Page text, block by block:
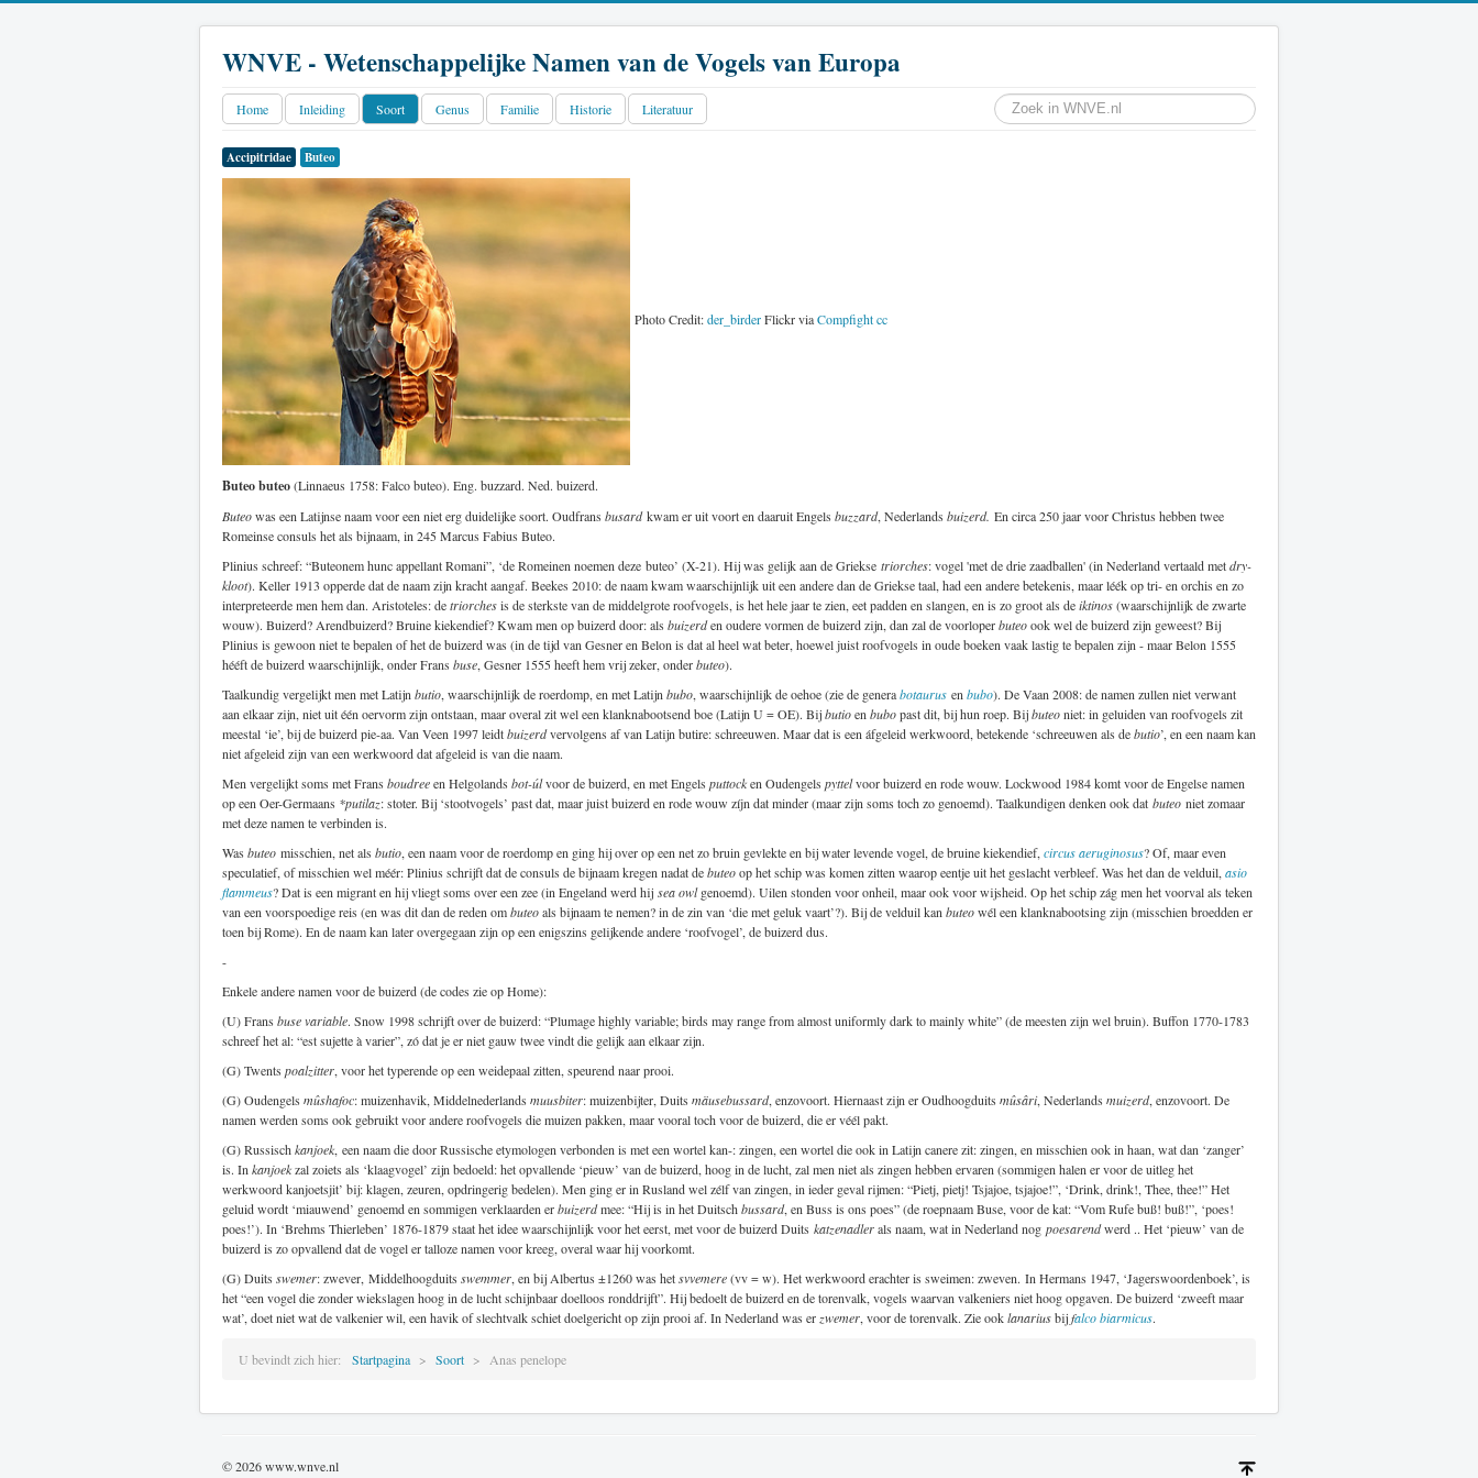
WNVE - Wetenschappelijke Namen van de Vogels van Europa
Home Inleiding Soort Genus Familie Historie Literatuur
Accipitridae Buteo
Photo Credit:der_birderFlickr viaCompfightcc
Buteo buteo(Linnaeus 1758: Falco buteo). Eng. buzzard. Ned. buizerd.
Buteowas een Latijnse naam voor een niet erg duidelijke soort. Oudfrans busardkwam er uit voort en daaruit Engels buzzard, Nederlands buizerd. En circa 250 jaar voor Christus hebben twee
Romeinse consuls het als bijnaam, in 245 Marcus Fabius Buteo.
Plinius schreef: “Buteonem hunc appellant Romani”, ‘de Romeinen noemen deze buteo’ (X-21). Hij was gelijk aan de Griekse triorches: vogel 'met de drie zaadballen' (in Nederland vertaald metdry-
kloot). Keller 1913 opperde dat de naam zijn kracht aangaf. Beekes 2010: de naam kwam waarschijnlijk uit een andere dan de Griekse taal, had een andere betekenis, maar léék op tri- en orchis en zo
interpreteerde men hem dan. Aristoteles: detriorchesis de sterkste van de middelgrote roofvogels, is het hele jaar te zien, eet padden en slangen, en is zo groot als deiktinos(waarschijnlijk de zwarte
wouw). Buizerd? Arendbuizerd? Bruine kiekendief? Kwam men op buizerd door: als buizerden oudere vormen de buizerd zijn, dan zal de voorloperbuteoook wel de buizerd zijn geweest? Bij
Plinius is gewoon niet te bepalen of het de buizerd was (in de tijd van Gesner en Belon is dat al heel wat beter, hoewel juist roofvogels in oude boeken vaak lastig te bepalen zijn - maar Belon 1555
hééft de buizerd waarschijnlijk, onder Frans buse, Gesner 1555 heeft hem vrij zeker, onderbuteo).
Taalkundig vergelijkt men met Latijn butio, waarschijnlijk de roerdomp, en met Latijn bubo, waarschijnlijk de oehoe (zie de generabotaurus en bubo). De Vaan 2008: de namen zullen niet verwant
aan elkaar zijn, niet uit één oervorm zijn ontstaan, maar overal zit wel een klanknabootsend boe (Latijn U = OE). Bijbutioen bubopast dit, bij hun roep. Bijbuteoniet: in geluiden van roofvogels zit
meestal ‘ie’, bij de buizerd pie-aa. Van Veen 1997 leidtbuizerdvervolgens af van Latijn butire: schreeuwen. Maar dat is een áfgeleid werkwoord, betekende ‘schreeuwen als debutio’, en een naam kan
niet afgeleid zijn van een werkwoord dat afgeleid is van die naam.
Men vergelijkt soms met Frans boudreeen Helgolands bot-úlvoor de buizerd, en met Engels puttocken Oudengels pyttelvoor buizerd en rode wouw. Lockwood 1984 komt voor de Engelse namen
op een Oer-Germaans *putilaz: stoter. Bij ‘stootvogels’ past dat, maar juist buizerd en rode wouw zíjn dat minder (maar zijn soms toch zo genoemd). Taalkundigen denken ook dat buteo niet zomaar
met deze namen te verbinden is.
Was buteo misschien, net als butio, een naam voor de roerdomp en ging hij over op een net zo bruin gevlekte en bij water levende vogel, de bruine kiekendief, circus aeruginosus? Of, maar even
speculatief, of misschien wel méér: Plinius schrijft dat de consuls de bijnaam kregen nadat debuteoop het schip was komen zitten waarop eentje uit het geslacht verbleef. Was het dan de velduil, asio
flammeus? Dat is een migrant en hij vliegt soms over een zee (in Engeland werd hij sea owlgenoemd). Uilen stonden voor onheil, maar ook voor wijsheid. Op het schip zág men het voorval als teken
van een voorspoedige reis (en was dit dan de reden ombuteoals bijnaam te nemen? in de zin van ‘die met geluk vaart’?). Bij de velduil kan buteowél een klanknabootsing zijn (misschien broedden er
toen bij Rome). En de naam kan later overgegaan zijn op een enigszins gelijkende andere ‘roofvogel’, de buizerd dus.
-
Enkele andere namen voor de buizerd (de codes zie op Home):
(U) Frans buse variable. Snow 1998 schrijft over de buizerd: “Plumage highly variable; birds may range from almost uniformly dark to mainly white” (de meesten zijn wel bruin). Buffon 1770-1783
schreef het al: “est sujette à varier”, zó dat je er niet gauw twee vindt die gelijk aan elkaar zijn.
(G) Twents poalzitter, voor het typerende op een weidepaal zitten, speurend naar prooi.
(G) Oudengels mûshafoc: muizenhavik, Middelnederlands muusbiter: muizenbijter, Duits mäusebussard, enzovoort. Hiernaast zijn er Oudhoogduits mûsâri, Nederlands muizerd, enzovoort. De
namen werden soms ook gebruikt voor andere roofvogels die muizen pakken, maar vooral toch voor de buizerd, die er véél pakt.
(G) Russisch kanjoek, een naam die door Russische etymologen verbonden is met een wortel kan-: zingen, een wortel die ook in Latijn canere zit: zingen, en misschien ook in haan, wat dan ‘zanger’
is. In kanjoekzal zoiets als ‘klaagvogel’ zijn bedoeld: het opvallende ‘pieuw’ van de buizerd, hoog in de lucht, zal men niet als zingen hebben ervaren (sommigen halen er voor de uitleg het
werkwoord kanjoetsjit’ bij: klagen, zeuren, opdringerig bedelen). Men ging er in Rusland wel zélf van zingen, in ieder geval rijmen: “Pietj, pietj! Tsjajoe, tsjajoe!”, ‘Drink, drink!, Thee, thee!” Het
geluid wordt ‘miauwend’ genoemd en sommigen verklaarden erbuizerdmee: “Hij is in het Duitsch bussard, en Buss is ons poes” (de roepnaam Buse, voor de kat: “Vom Rufe buß! buß!”, ‘poes!
poes!’). In ‘Brehms Thierleben’ 1876-1879 staat het idee waarschijnlijk voor het eerst, met voor de buizerd Duits katzenadlerals naam, wat in Nederland nog poesarendwerd .. Het ‘pieuw’ van de
buizerd is zo opvallend dat de vogel er talloze namen voor kreeg, overal waar hij voorkomt.
(G) Duits swemer: zwever, Middelhoogduits swemmer, en bij Albertus ±1260 was hetsvvemere(vv = w). Het werkwoord erachter is sweimen: zweven. In Hermans 1947, ‘Jagerswoordenboek’, is
het “een vogel die zonder wiekslagen hoog in de lucht schijnbaar doelloos ronddrijft”. Hij bedoelt de buizerd en de torenvalk, vogels waarvan valkeniers niet hoog opgaven. De buizerd ‘zweeft maar
wat’, doet niet wat de valkenier wil, een havik of slechtvalk schiet doelgericht op zijn prooi af. In Nederland was er zwemer, voor de torenvalk. Zie ooklanariusbijfalco biarmicus.
U bevindt zich hier: Startpagina Soort Anas penelope
© 2026 www.wnve.nl